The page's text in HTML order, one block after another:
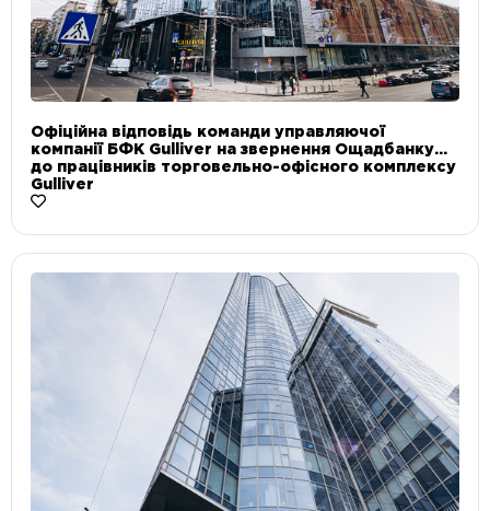
Офіційна відповідь команди управляючої
компанії БФК Gulliver на звернення Ощадбанку
до працівників торговельно-офісного комплексу
Gulliver